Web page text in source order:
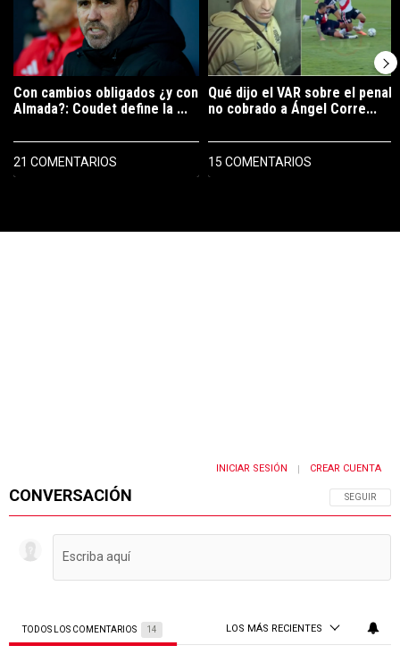
Con cambios obligados ¿y con
Almada?: Coudet define la ...
21 COMENTARIOS
Qué dijo el VAR sobre el penal
no cobrado a Ángel Corre...
15 COMENTARIOS
CONVERSACIÓN SIGA ESTA
SEGUIR
INICIAR SESIÓN | CREAR CUENTA
TODOS LOS COMENTARIOS 14 LOS MÁS RECIENTES